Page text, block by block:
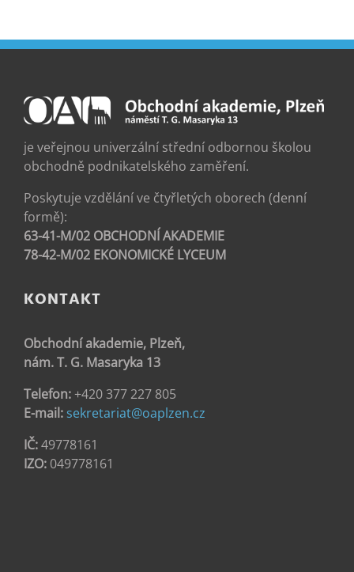
je veřejnou univerzální střední odbornou školou
obchodně podnikatelského zaměření.
Poskytuje vzdělání ve čtyřletých oborech (denní
formě):
63-41-M/02 OBCHODNÍ AKADEMIE
78-42-M/02 EKONOMICKÉ LYCEUM
KONTAKT
Obchodní akademie, Plzeň,
nám. T. G. Masaryka 13
Telefon: +420 377 227 805
E-mail: sekretariat@oaplzen.cz
IČ:49778161
IZO: 049778161